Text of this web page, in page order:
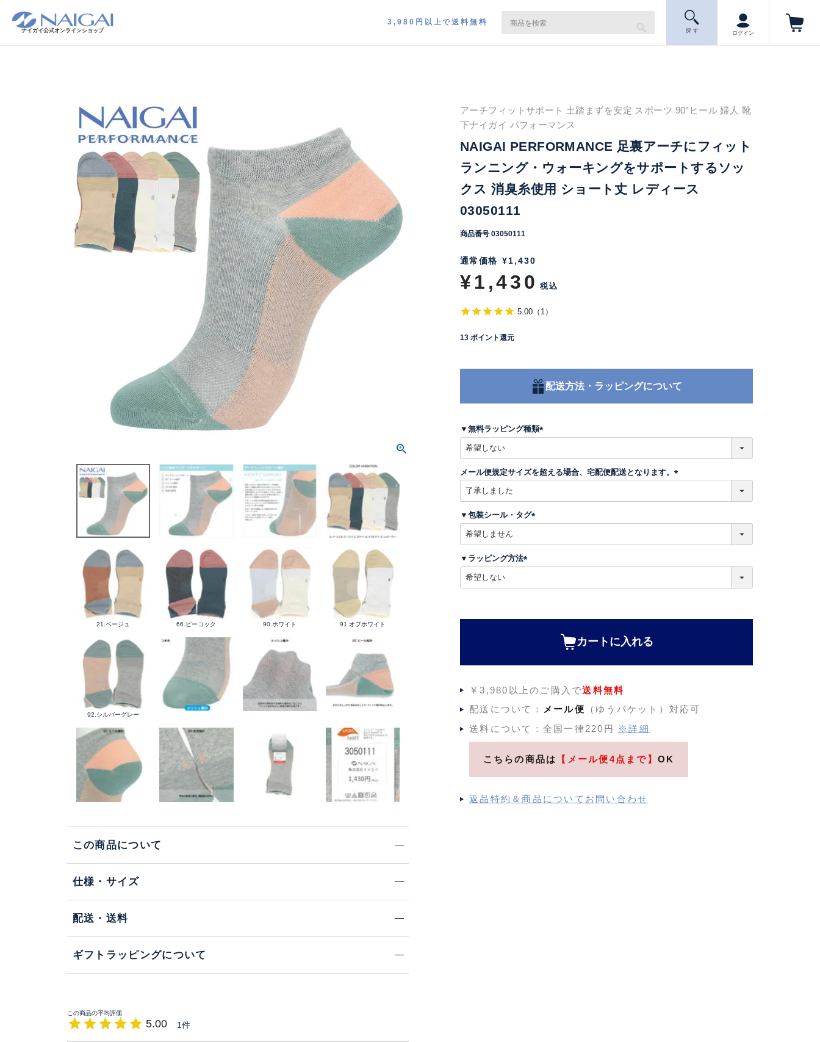
ナイガイ公式オンラインショップ
3,980円以上で送料無料
探 す ログイン
21.ベージュ 66.ピーコック 90.ホワイト 91.オフホワイト
92.シルバーグレー
この商品について
仕様・サイズ
配送・送料
ギフトラッピングについて
5.00 1
アーチフィットサポート 土踏まずを安定 スポーツ 90°ヒール 婦人 靴
下ナイガイ パフォーマンス
NAIGAI PERFORMANCE 足裏アーチにフィット
ランニング・ウォーキングをサポートするソッ
クス 消臭糸使用 ショート丈 レディース
03050111
商品番号 03050111
通常価格 ¥1,430
¥1,430 税込
5.00 （ 1）
13 ポイント還元
配送方法・ラッピングについて
▼無料ラッピング種類
須
)
メール便規定サイズを超える場合、宅配便配送となります。
)
▼包装シール・タグ
)
▼ラッピング方法
カートに入れる
￥3,980以上のご購入で送料無料
配送について： メール便
（ゆうパケット）対応可
送料について：全国一律220円
※詳細
こちらの商品は 【メール便4点まで】 OK
返品特約＆商品についてお問い合わせ